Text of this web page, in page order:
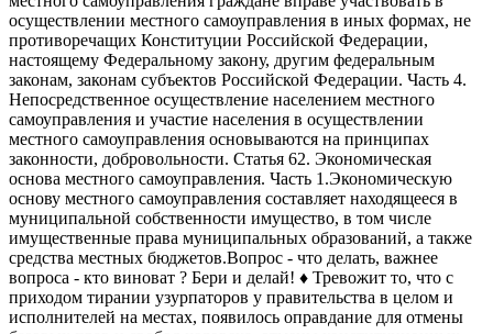
осуществлении местного самоуправления в иных формах, не
противоречащих Конституции Российской Федерации,
настоящему Федеральному закону, другим федеральным
законам, законам субъектов Российской Федерации. Часть 4.
Непосредственное осуществление населением местного
самоуправления и участие населения в осуществлении
местного самоуправления основываются на принципах
законности, добровольности. Статья 62. Экономическая
основа местного самоуправления. Часть 1.Экономическую
основу местного самоуправления составляет находящееся в
муниципальной собственности имущество, в том числе
имущественные права муниципальных образований, а также
средства местных бюджетов.Вопрос - что делать, важнее
вопроса - кто виноват ? Бери и делай! ♦️ Тревожит то, что с
приходом тирании узурпаторов у правительства в целом и
исполнителей на местах, появилось оправдание для отмены